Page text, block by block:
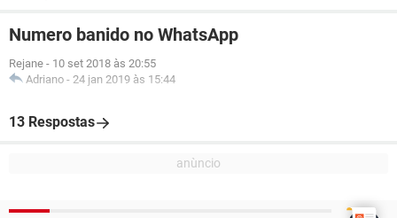
Numero banido no WhatsApp
Rejane - 10 set 2018 às 20:55
Adriano - 24 jan 2019 às 15:44
13 Respostas